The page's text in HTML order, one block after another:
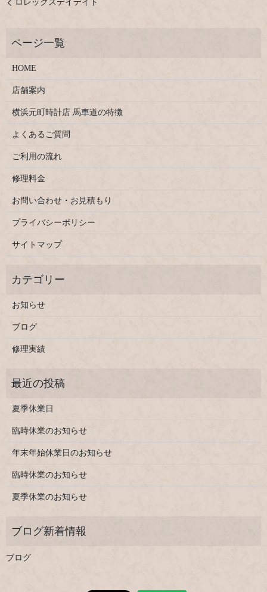
ロレックスデイデイト
HOME
店舗案内
横浜元町時計店 馬車道の特徴
よくあるご質問
ご利用の流れ
修理料金
お問い合わせ・お見積もり
プライバシーポリシー
サイトマップ
お知らせ
ブログ
修理実績
夏季休業日
臨時休業のお知らせ
年末年始休業日のお知らせ
臨時休業のお知らせ
夏季休業のお知らせ
ブログ